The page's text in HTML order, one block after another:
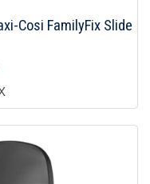
Cosi FamilyFix Slide